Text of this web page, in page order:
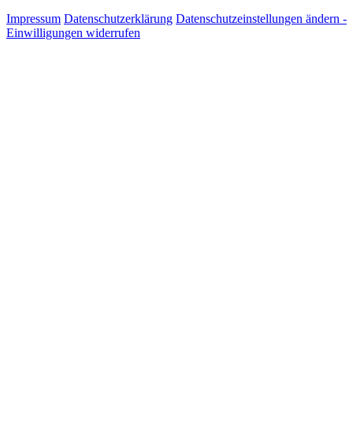
Impressum Datenschutzerklärung Datenschutzeinstellungen ändern -
Einwilligungen widerrufen